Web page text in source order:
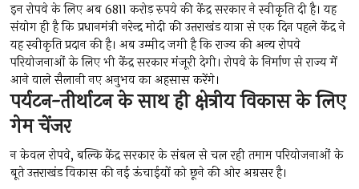
इन रोपवे के लिए अब 6811 करोड़ रुपये की केंद्र सरकार ने स्वीकृति दी है। यह
संयोग ही है कि प्रधानमंत्री नरेन्द्र मोदी की उत्तराखंड यात्रा से एक दिन पहले केंद्र ने
यह स्वीकृति प्रदान की है। अब उम्मीद जगी है कि राज्य की अन्य रोपवे
परियोजनाओं के लिए भी केंद्र सरकार मंजूरी देगी। रोपवे के निर्माण से राज्य में
आने वाले सैलानी नए अनुभव का अहसास करेंगे।
पर्यटन-तीर्थाटन के साथ ही क्षेत्रीय विकास के लिए
गेम चेंजर
न केवल रोपवे, बल्कि केंद्र सरकार के संबल से चल रही तमाम परियोजनाओं के
बूते उत्तराखंड विकास की नई ऊंचाईयों को छूने की ओर अग्रसर है।